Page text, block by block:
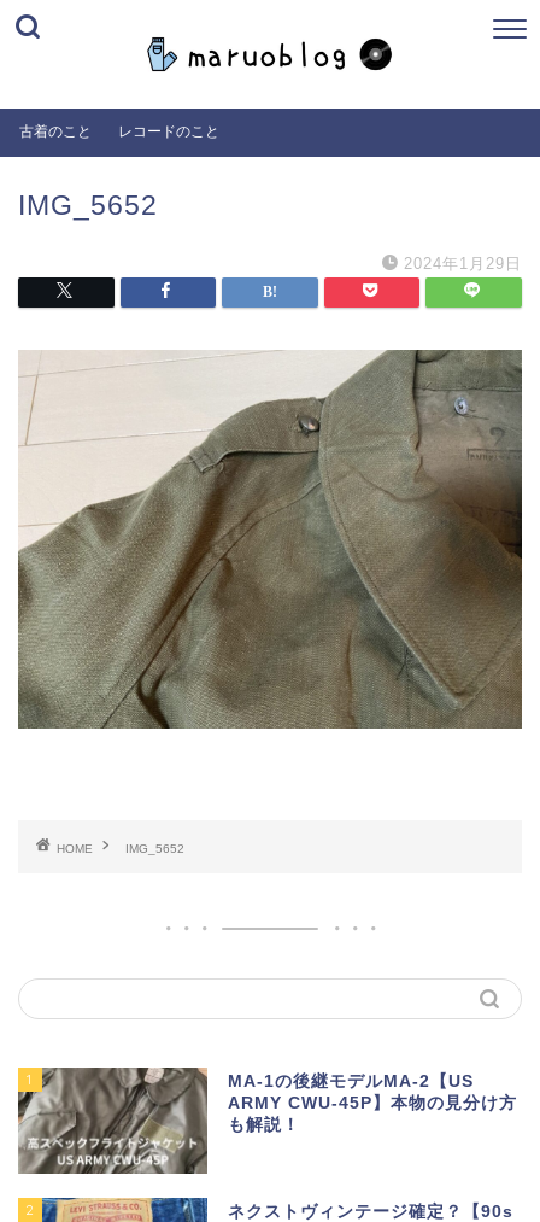
古着のこと レコードのこと
IMG_5652
2024年1月29日
HOME IMG_5652
1
MA-1の後継モデルMA-2【US
ARMY CWU-45P】本物の見分け方
も解説！
2
ネクストヴィンテージ確定？【90s